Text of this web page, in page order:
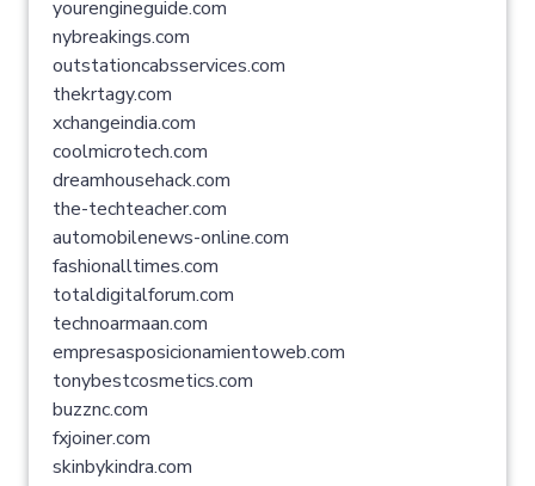
yourengineguide.com
nybreakings.com
outstationcabsservices.com
thekrtagy.com
xchangeindia.com
coolmicrotech.com
dreamhousehack.com
the-techteacher.com
automobilenews-online.com
fashionalltimes.com
totaldigitalforum.com
technoarmaan.com
empresasposicionamientoweb.com
tonybestcosmetics.com
buzznc.com
fxjoiner.com
skinbykindra.com